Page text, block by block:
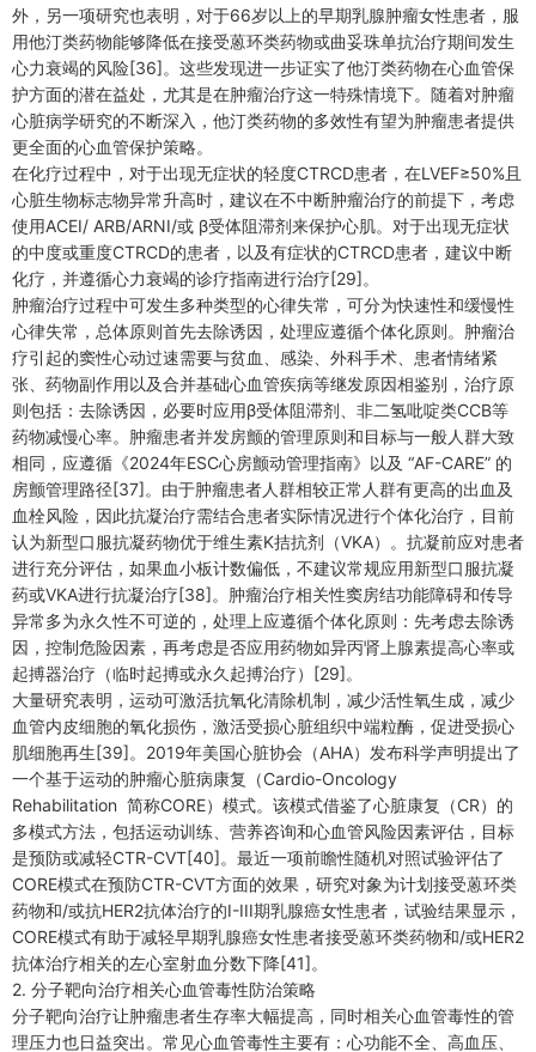
外，另一项研究也表明，对于66岁以上的早期乳腺肿瘤女性患者，服
用他汀类药物能够降低在接受蒽环类药物或曲妥珠单抗治疗期间发生
心力衰竭的风险[36]。这些发现进一步证实了他汀类药物在心血管保
护方面的潜在益处，尤其是在肿瘤治疗这一特殊情境下。随着对肿瘤
心脏病学研究的不断深入，他汀类药物的多效性有望为肿瘤患者提供
更全面的心血管保护策略。
在化疗过程中，对于出现无症状的轻度CTRCD患者，在LVEF≥50%且
心脏生物标志物异常升高时，建议在不中断肿瘤治疗的前提下，考虑
使用ACEI/ ARB/ARNI/或 β受体阻滞剂来保护心肌。对于出现无症状
的中度或重度CTRCD的患者，以及有症状的CTRCD患者，建议中断
化疗，并遵循心力衰竭的诊疗指南进行治疗[29]。
肿瘤治疗过程中可发生多种类型的心律失常，可分为快速性和缓慢性
心律失常，总体原则首先去除诱因，处理应遵循个体化原则。肿瘤治
疗引起的窦性心动过速需要与贫血、感染、外科手术、患者情绪紧
张、药物副作用以及合并基础心血管疾病等继发原因相鉴别，治疗原
则包括：去除诱因，必要时应用β受体阻滞剂、非二氢吡啶类CCB等
药物减慢心率。肿瘤患者并发房颤的管理原则和目标与一般人群大致
相同，应遵循《2024年ESC心房颤动管理指南》以及 “AF-CARE” 的
房颤管理路径[37]。由于肿瘤患者人群相较正常人群有更高的出血及
血栓风险，因此抗凝治疗需结合患者实际情况进行个体化治疗，目前
认为新型口服抗凝药物优于维生素K拮抗剂（VKA）。抗凝前应对患者
进行充分评估，如果血小板计数偏低，不建议常规应用新型口服抗凝
药或VKA进行抗凝治疗[38]。肿瘤治疗相关性窦房结功能障碍和传导
异常多为永久性不可逆的，处理上应遵循个体化原则：先考虑去除诱
因，控制危险因素，再考虑是否应用药物如异丙肾上腺素提高心率或
起搏器治疗（临时起搏或永久起搏治疗）[29]。
大量研究表明，运动可激活抗氧化清除机制，减少活性氧生成，减少
血管内皮细胞的氧化损伤，激活受损心脏组织中端粒酶，促进受损心
肌细胞再生[39]。2019年美国心脏协会（AHA）发布科学声明提出了
一个基于运动的肿瘤心脏病康复（Cardio-Oncology
Rehabilitation 简称CORE）模式。该模式借鉴了心脏康复（CR）的
多模式方法，包括运动训练、营养咨询和心血管风险因素评估，目标
是预防或减轻CTR-CVT[40]。最近一项前瞻性随机对照试验评估了
CORE模式在预防CTR-CVT方面的效果，研究对象为计划接受蒽环类
药物和/或抗HER2抗体治疗的I-III期乳腺癌女性患者，试验结果显示，
CORE模式有助于减轻早期乳腺癌女性患者接受蒽环类药物和/或HER2
抗体治疗相关的左心室射血分数下降[41]。
2. 分子靶向治疗相关心血管毒性防治策略
分子靶向治疗让肿瘤患者生存率大幅提高，同时相关心血管毒性的管
理压力也日益突出。常见心血管毒性主要有：心功能不全、高血压、